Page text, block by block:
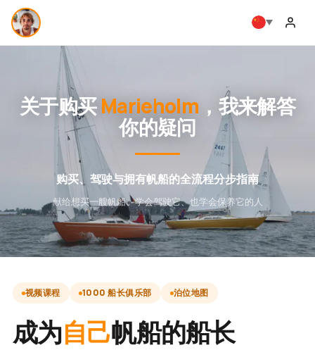
关于购买Marieholm ，我来解答
你的疑问
购买、驾驶与拥有帆船的全流程分步指南
献给想买一艘帆船、学会驾驶它、也学会保养它的人
视频课程 1000 船长俱乐部 泊位地图
成为自己帆船的船长